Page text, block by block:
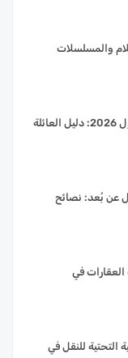
والمسلسلات
العيش في بيليك دوزو اسطنبول 2026: دليل العائلة
عن بُعد: نصائح
في
التحتية للنقل في